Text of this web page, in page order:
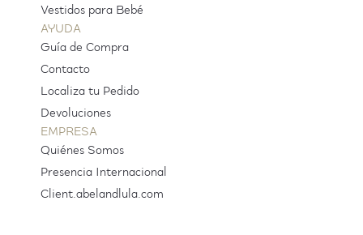
Vestidos para Bebé
AYUDA
Guía de Compra
Contacto
Localiza tu Pedido
Devoluciones
EMPRESA
Quiénes Somos
Presencia Internacional
Client.abelandlula.com